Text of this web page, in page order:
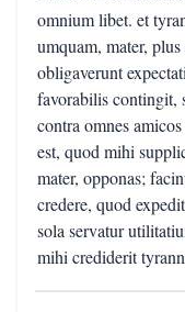
omnium libet. et
umquam, mater,
obligaverunt
favorabilis contingit,
contra omnes
est, quod mihi
mater, opponas;
credere, quod
sola servatur
mihi crediderit